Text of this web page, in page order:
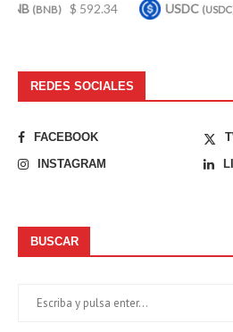
$ 592.34 USDC(USDC) $
REDES SOCIALES
FACEBOOK
INSTAGRAM
BUSCAR